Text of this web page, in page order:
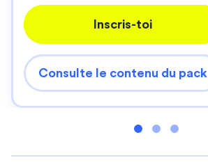
Inscris-toi
Consulte le contenu du pack